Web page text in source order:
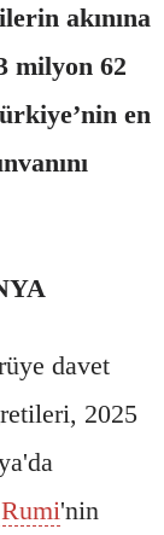
akınına
milyon 62
en
davet
2025
'nin